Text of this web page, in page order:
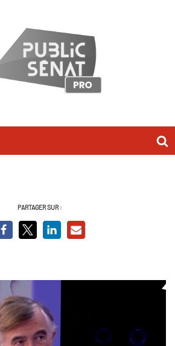
Blazy Extra
PARTAGER SUR :